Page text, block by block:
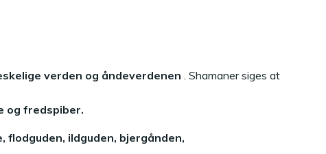
verden og åndeverdenen . Shamaner siges at
og fredspiber.
flodguden, ildguden, bjergånden,